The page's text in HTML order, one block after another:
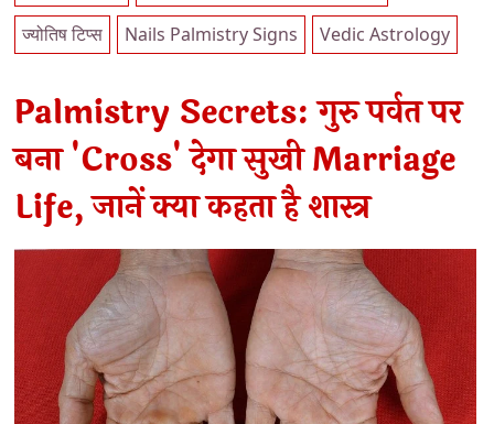
ज्योतिष टिप्स
Nails Palmistry Signs Vedic Astrology
Palmistry Secrets: गुरु पर्वत पर
बना 'Cross' देगा सुखी Marriage
Life, जानें क्या कहता है शास्त्र